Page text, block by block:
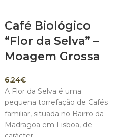
Café Biológico
“Flor da Selva” –
Moagem Grossa
6.24€
A Flor da Selva é uma
pequena torrefação de Cafés
familiar, situada no Bairro da
Madragoa em Lisboa, de